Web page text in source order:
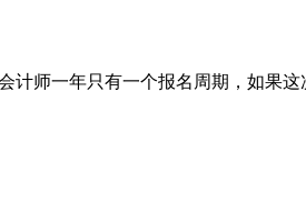
会计师一年只有一个报名周期，如果